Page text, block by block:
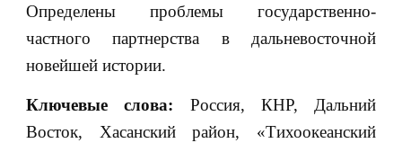
Определены проблемы государственно-
частного партнерства в дальневосточной
новейшей истории.
Ключевые слова: Россия, КНР, Дальний
Восток, Хасанский район, «Тихоокеанский